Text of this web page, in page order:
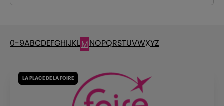
0-9ABCDEFGHIJKLMNOPQRSTUVWXYZ
LA PLACE DE LA FOIRE